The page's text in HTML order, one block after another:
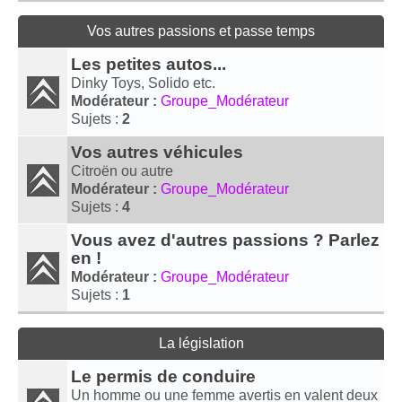
Vos autres passions et passe temps
Les petites autos...
Dinky Toys, Solido etc.
Modérateur : Groupe_Modérateur
Sujets : 2
Vos autres véhicules
Citroën ou autre
Modérateur : Groupe_Modérateur
Sujets : 4
Vous avez d'autres passions ? Parlez
en !
Modérateur : Groupe_Modérateur
Sujets : 1
La législation
Le permis de conduire
Un homme ou une femme avertis en valent deux